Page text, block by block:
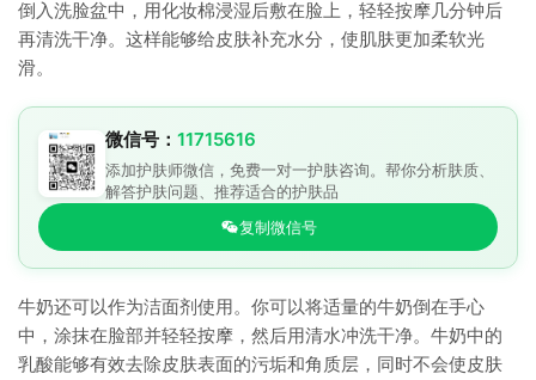
倒入洗脸盆中，用化妆棉浸湿后敷在脸上，轻轻按摩几分钟后
再清洗干净。这样能够给皮肤补充水分，使肌肤更加柔软光
滑。
微信号： 11715616
添加护肤师微信，免费一对一护肤咨询。帮你分析肤质、
解答护肤问题、推荐适合的护肤品
复制微信号
牛奶还可以作为洁面剂使用。你可以将适量的牛奶倒在手心
中，涂抹在脸部并轻轻按摩，然后用清水冲洗干净。牛奶中的
乳酸能够有效去除皮肤表面的污垢和角质层，同时不会使皮肤